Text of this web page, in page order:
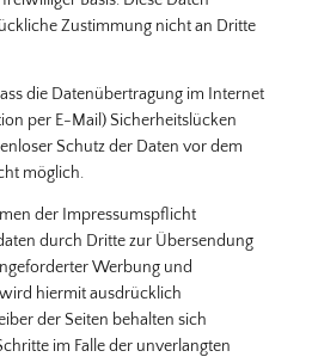
Zustimmung nicht an Dritte
die Datenübertragung im Internet
per E-Mail) Sicherheitslücken
Schutz der Daten vor dem
möglich.
der Impressumspflicht
durch Dritte zur Übersendung
Werbung und
hiermit ausdrücklich
der Seiten behalten sich
im Falle der unverlangten